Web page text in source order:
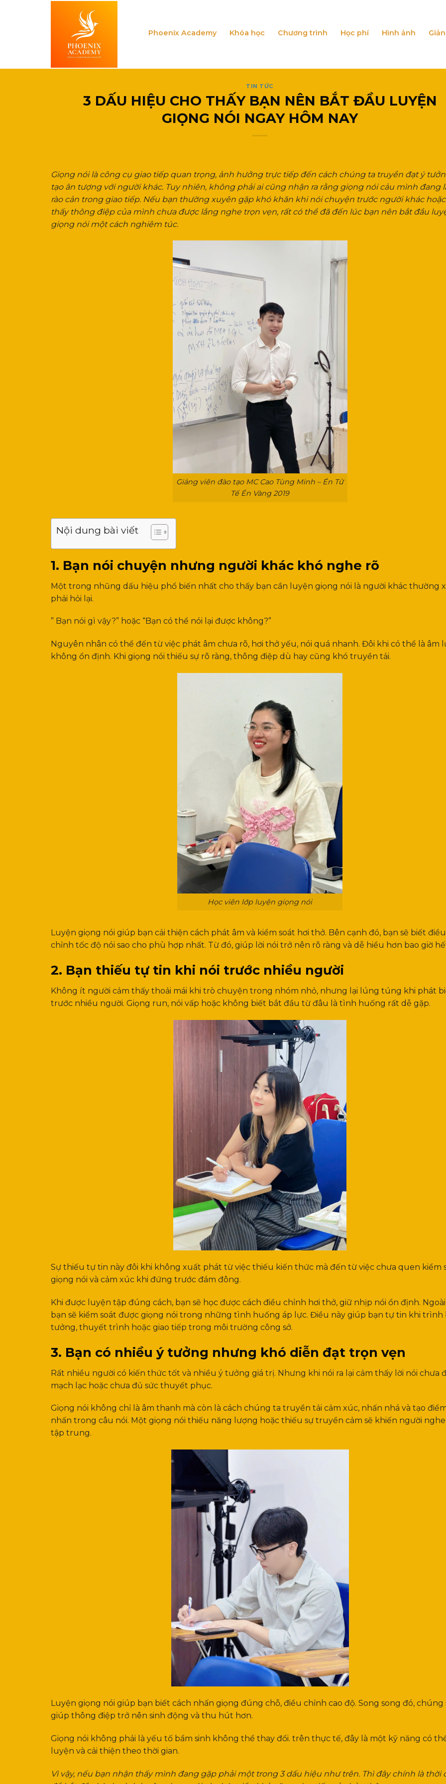
Phoenix Academy Khóa học Chương trình Học phí Hình ảnh
TIN TỨC
3 DẤU HIỆU CHO THẤY BẠN NÊN BẮT ĐẦU LUYỆN
GIỌNG NÓI NGAY HÔM NAY
Giọng nói là công cụ giao tiếp quan trọng, ảnh hưởng trực tiếp đến cách chúng ta truyền đạt ý
tạo ân tượng với người khác. Tuy nhiên, không phải ai cũng nhận ra rằng giọng nói cảu mình đang
rào cản trong giao tiếp. Nếu bạn thường xuyên gặp khó khăn khi nói chuyện trước người khác
thấy thông điệp của mình chưa được lắng nghe trọn vẹn, rất có thể đã đến lúc bạn nên bắt đầu
giọng nói một cách nghiêm túc.
Giảng viên đào tạo MC Cao Tùng Minh – Én Tử
Tế Én Vàng 2019
Nội dung bài viết
1. Bạn nói chuyện nhưng người khác khó nghe rõ
Một trong nhũng dấu hiệu phổ biến nhất cho thấy bạn cần luyện giọng nói là người khác thường
phải hỏi lại.
” Bạn nói gì vậy?” hoặc “Bạn có thể nói lại được không?”
Nguyên nhân có thể đến từ việc phát âm chưa rõ, hơi thở yếu, nói quá nhanh. Đôi khi có thể là âm
không ổn định. Khi giọng nói thiếu sự rõ ràng, thông điệp dù hay cũng khó truyền tải.
Học viên lớp luyện giọng nói
Luyện giọng nói giúp bạn cải thiện cách phát âm và kiểm soát hơi thở. Bên cạnh đó, bạn sẽ biết điều
chỉnh tốc độ nói sao cho phù hợp nhất. Từ đó, giúp lời nói trở nên rõ ràng và dễ hiểu hơn bao giờ
2. Bạn thiếu tự tin khi nói trước nhiều người
Không ít người cảm thấy thoải mái khi trò chuyện trong nhóm nhỏ, nhưng lại lúng túng khi phát
trước nhiều người. Giọng run, nói vấp hoặc không biết bắt đầu từ đâu là tình huống rất dễ gặp.
Sự thiếu tự tin này đôi khi không xuất phát từ việc thiếu kiến thức mà đến từ việc chưa quen kiểm
giọng nói và cảm xúc khi đứng trước đám đông.
Khi được luyện tập đúng cách, bạn sẽ học được cách điều chỉnh hơi thở, giữ nhịp nói ổn định. Ngoài
bạn sẽ kiểm soát được giọng nói trong những tình huống áp lực. Điều này giúp bạn tự tin khi trình
tưởng, thuyết trình hoặc giao tiếp trong môi trường công sở.
3. Bạn có nhiều ý tưởng nhưng khó diễn đạt trọn vẹn
Rất nhiều người có kiến thức tốt và nhiều ý tưởng giá trị. Nhưng khi nói ra lại cảm thấy lời nói chưa
mạch lạc hoặc chưa đủ sức thuyết phục.
Giọng nói không chỉ là âm thanh mà còn là cách chúng ta truyền tải cảm xúc, nhấn nhá và tạo
nhấn trong câu nói. Một giọng nói thiếu năng lượng hoặc thiếu sự truyền cảm sẽ khiến người
tập trung.
Luyện giọng nói giúp bạn biết cách nhấn giọng đúng chỗ, điều chỉnh cao độ. Song song đó, chúng
giúp thông điệp trở nên sinh động và thu hút hơn.
Giọng nói không phải là yếu tố bẩm sinh không thể thay đổi. trên thực tế, đây là một kỹ năng có
luyện và cải thiện theo thời gian.
Vì vậy, nếu bạn nhận thấy mình đang gặp phải một trong 3 dấu hiệu như trên. Thì đây chính là thời